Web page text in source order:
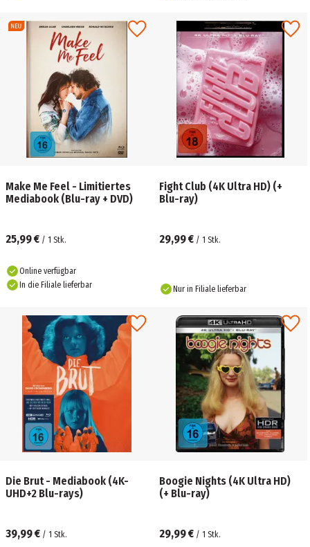
Make Me Feel - Limitiertes
Mediabook (Blu-ray + DVD)
25,99 € / 1 Stk.
Online verfügbar
In die Filiale lieferbar
Fight Club (4K Ultra HD) (+
Blu-ray)
29,99 € / 1 Stk.
Nur in Filiale lieferbar
Die Brut - Mediabook (4K-
UHD+2 Blu-rays)
39,99 € / 1 Stk.
Boogie Nights (4K Ultra HD)
(+ Blu-ray)
29,99 € / 1 Stk.